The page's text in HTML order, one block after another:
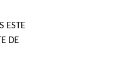
ESTE
DE